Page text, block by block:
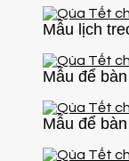
Mẫu lịch
Mẫu để
Mẫu để